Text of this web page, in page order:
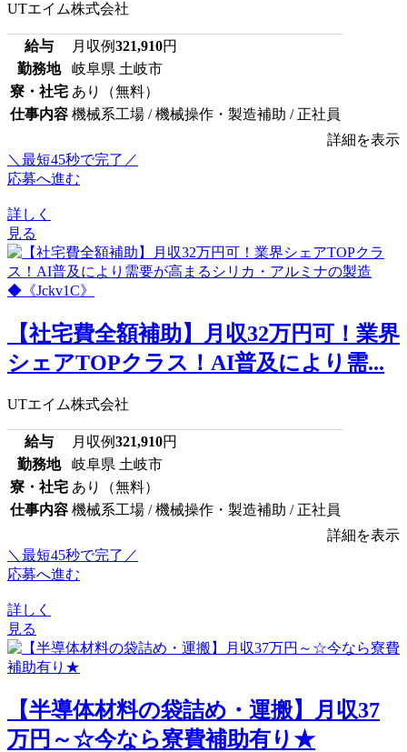
UTエイム株式会社
給与 月収例321,910円
勤務地
岐阜県 土岐市
寮・社宅 あり（無料）
仕事内容 機械系工場 / 機械操作・製造補助 / 正社員
詳細を表示
＼最短45秒で完了／
応募へ進む
詳しく
見る
【社宅費全額補助】月収32万円可！業界
シェアTOPクラス！AI普及により需...
UTエイム株式会社
給与 月収例321,910円
勤務地
岐阜県 土岐市
寮・社宅 あり（無料）
仕事内容 機械系工場 / 機械操作・製造補助 / 正社員
詳細を表示
＼最短45秒で完了／
応募へ進む
詳しく
見る
【半導体材料の袋詰め・運搬】月収37
万円～☆今なら寮費補助有り★